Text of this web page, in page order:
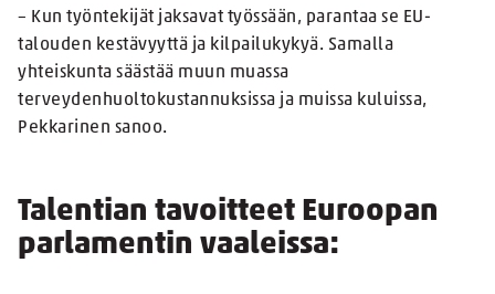
– Kun työntekijät jaksavat työssään, parantaa se EU-
talouden kestävyyttä ja kilpailukykyä. Samalla
yhteiskunta säästää muun muassa
terveydenhuoltokustannuksissa ja muissa kuluissa,
Pekkarinen sanoo.
Talentian tavoitteet Euroopan
parlamentin vaaleissa: